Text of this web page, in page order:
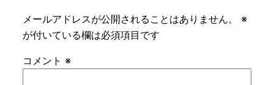
メールアドレスが公開されることはありません。
※
が付いている欄は必須項目です
コメント ※